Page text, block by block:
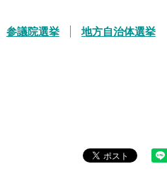
参議院選挙 地方自治体選挙